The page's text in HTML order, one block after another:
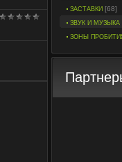
ЗАСТАВКИ [68]
ЗВУК И МУЗЫКА
ЗОНЫ